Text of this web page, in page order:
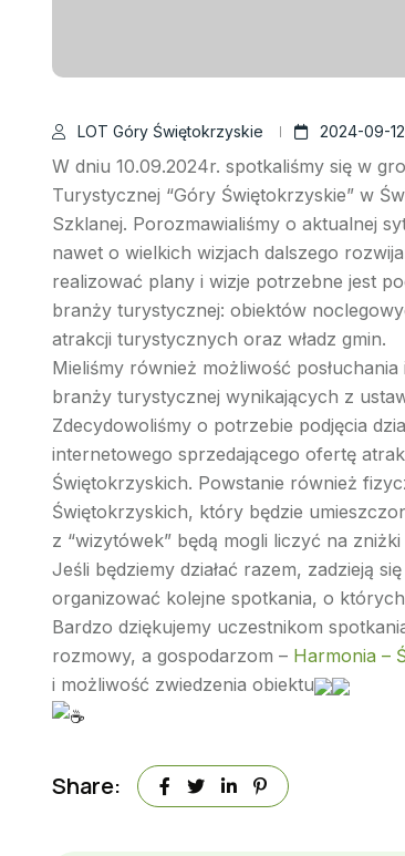
LOT Góry Świętokrzyskie 2024-09-12
W dniu 10.09.2024r. spotkaliśmy się w
Turystycznej “Góry Świętokrzyskie” w
Szklanej. Porozmawialiśmy o aktualnej
nawet o wielkich wizjach dalszego
realizować plany i wizje potrzebne jest
branży turystycznej: obiektów
atrakcji turystycznych oraz władz gmin.
Mieliśmy również możliwość
branży turystycznej wynikających z
Zdecydowoliśmy o potrzebie podjęcia
internetowego sprzedającego ofertę
Świętokrzyskich. Powstanie również
Świętokrzyskich, który będzie
z “wizytówek” będą mogli liczyć na
Jeśli będziemy działać razem, zadzieją
organizować kolejne spotkania, o
Bardzo dziękujemy uczestnikom
rozmowy, a gospodarzom – Harmonia –
i możliwość zwiedzenia obiektu
Share: